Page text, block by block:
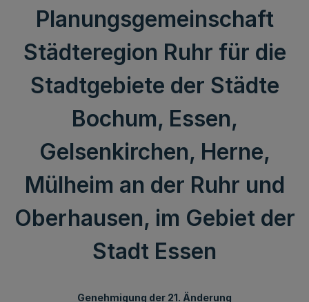
Planungsgemeinschaft
Städteregion Ruhr für die
Stadtgebiete der Städte
Bochum, Essen,
Gelsenkirchen, Herne,
Mülheim an der Ruhr und
Oberhausen, im Gebiet der
Stadt Essen
Genehmigung der 21. Änderung